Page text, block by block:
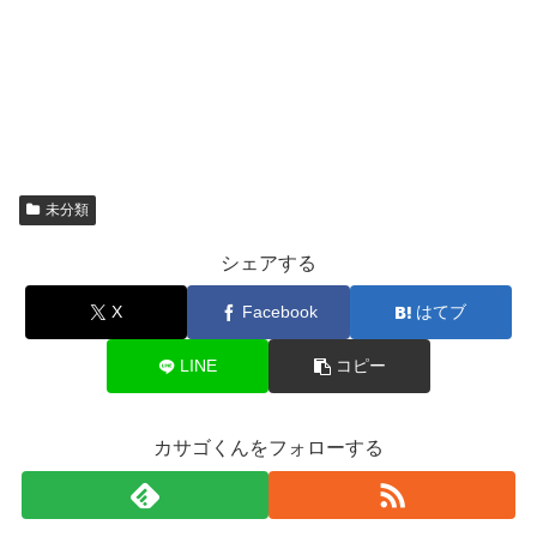
未分類
シェアする
X Facebook はてブ
LINE コピー
カサゴくんをフォローする